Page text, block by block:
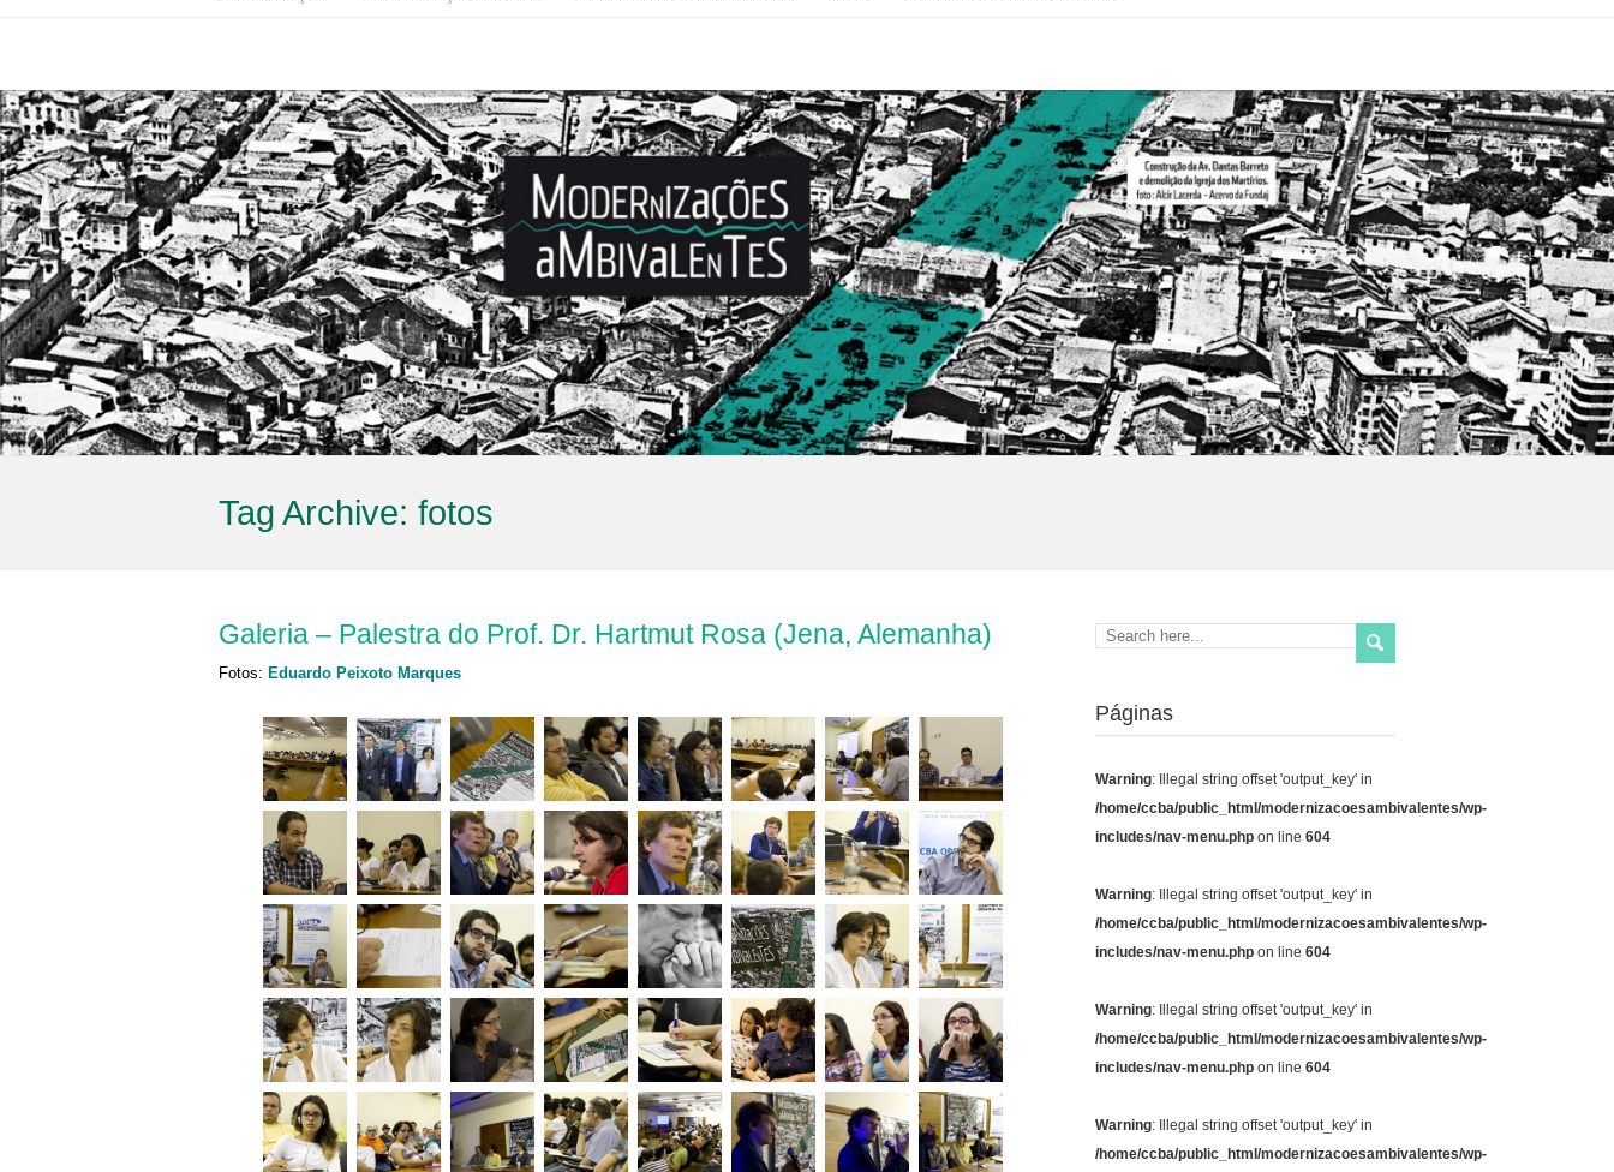
Tag Archive: fotos
Galeria – Palestra do Prof. Dr. Hartmut Rosa (Jena, Alemanha)
Fotos: Eduardo Peixoto Marques
Páginas
Warning: Illegal string offset 'output_key' in
/home/ccba/public_html/modernizacoesambivalentes/wp-
includes/nav-menu.php on line 604
Warning: Illegal string offset 'output_key' in
/home/ccba/public_html/modernizacoesambivalentes/wp-
includes/nav-menu.php on line 604
Warning: Illegal string offset 'output_key' in
/home/ccba/public_html/modernizacoesambivalentes/wp-
includes/nav-menu.php on line 604
Warning: Illegal string offset 'output_key' in
/home/ccba/public_html/modernizacoesambivalentes/wp-